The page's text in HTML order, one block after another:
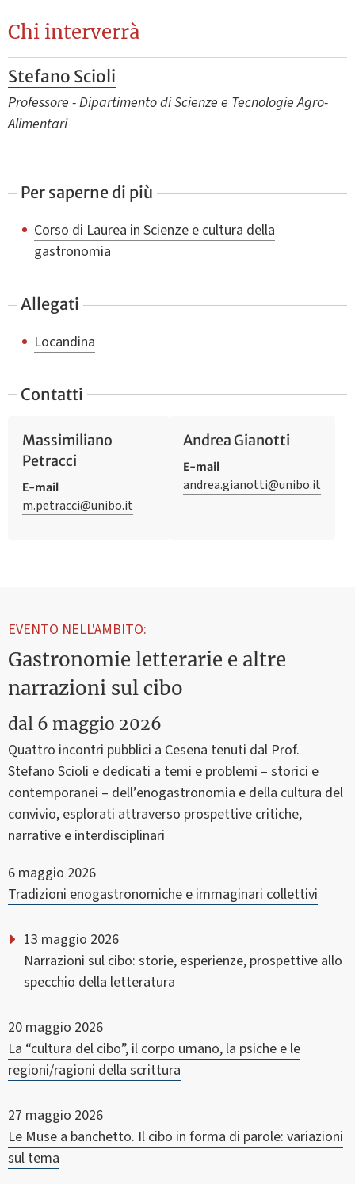
Chi interverrà
Stefano Scioli
Professore - Dipartimento di Scienze e Tecnologie Agro-
Alimentari
Per saperne di più
Corso di Laurea in Scienze e cultura della
gastronomia
Allegati
Locandina
Contatti
Massimiliano
Petracci
E-mail
m.petracci@unibo.it
Andrea Gianotti
E-mail
andrea.gianotti@unibo.it
EVENTO NELL'AMBITO:
Gastronomie letterarie e altre
narrazioni sul cibo
dal 6 maggio 2026
Quattro incontri pubblici a Cesena tenuti dal Prof.
Stefano Scioli e dedicati a temi e problemi – storici e
contemporanei – dell’enogastronomia e della cultura del
convivio, esplorati attraverso prospettive critiche,
narrative e interdisciplinari
6 maggio 2026
Tradizioni enogastronomiche e immaginari collettivi
13 maggio 2026
Narrazioni sul cibo: storie, esperienze, prospettive allo
specchio della letteratura
20 maggio 2026
La “cultura del cibo”, il corpo umano, la psiche e le
regioni/ragioni della scrittura
27 maggio 2026
Le Muse a banchetto. Il cibo in forma di parole: variazioni
sul tema